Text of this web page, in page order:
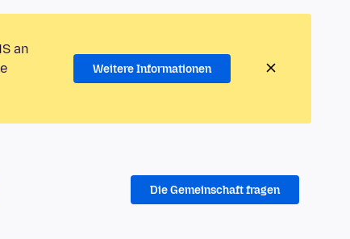
an
Weitere Informationen
Die Gemeinschaft fragen